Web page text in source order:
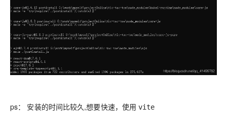
ps： 安装的时间比较久,想要快速，使用vite